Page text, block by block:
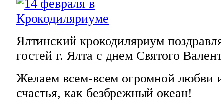
Ялтинский крокодиляриум
гостей г. Ялта с днем Святого
Желаем всем-всем огромной любви
счастья, как безбрежный океан!